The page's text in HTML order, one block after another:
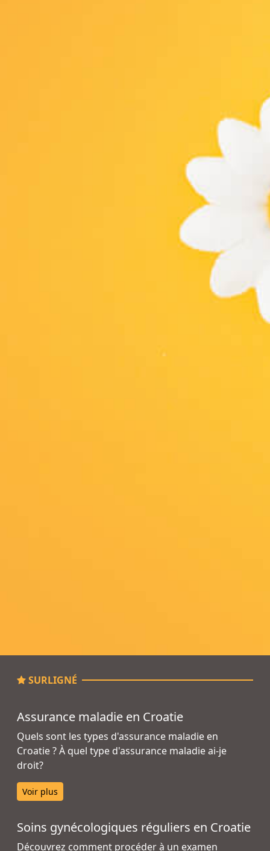
SURLIGNÉ
Assurance maladie en Croatie
Quels sont les types d'assurance maladie en
Croatie ? À quel type d'assurance maladie ai-je
droit?
Voir plus
Soins gynécologiques réguliers en Croatie
Découvrez comment procéder à un examen